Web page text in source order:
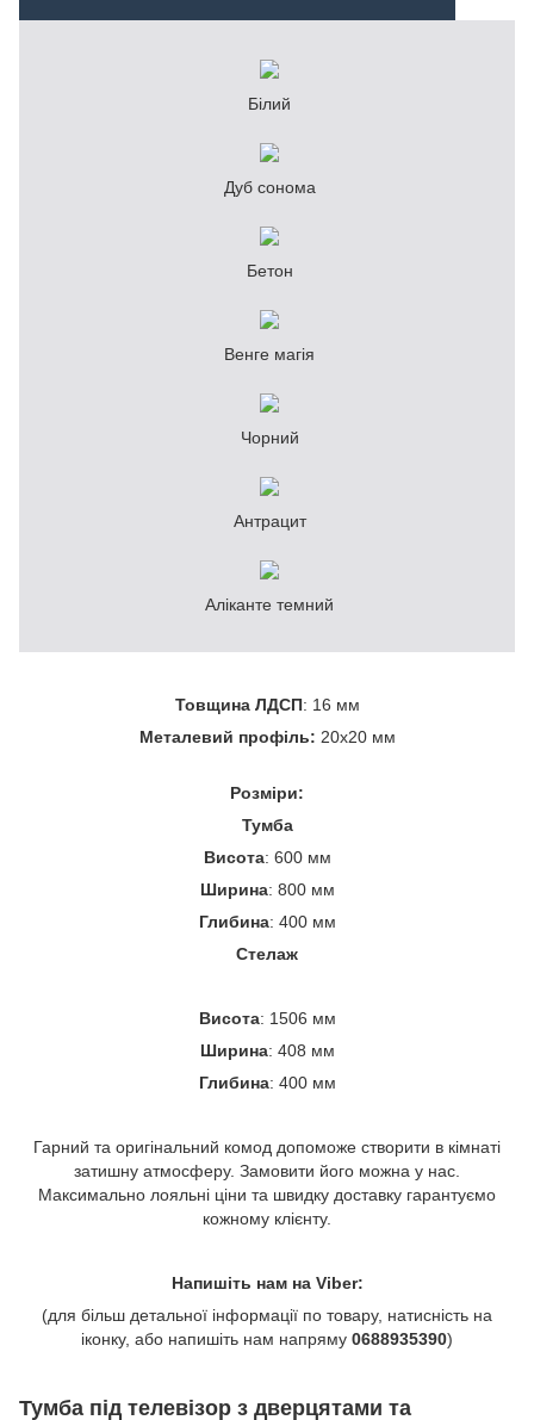
Білий
Дуб сонома
Бетон
Венге магія
Чорний
Антрацит
Аліканте темний
Товщина ЛДСП: 16 мм
Металевий профіль: 20х20 мм
Розміри:
Тумба
Висота: 600 мм
Ширина: 800 мм
Глибина: 400 мм
Стелаж
Висота: 1506 мм
Ширина: 408 мм
Глибина: 400 мм
Гарний та оригінальний комод допоможе створити в кімнаті
затишну атмосферу. Замовити його можна у нас.
Максимально лояльні ціни та швидку доставку гарантуємо
кожному клієнту.
Напишіть нам на Viber:
(для більш детальної інформації по товару, натисність на
іконку, або напишіть нам напряму 0688935390)
Тумба під телевізор з дверцятами та